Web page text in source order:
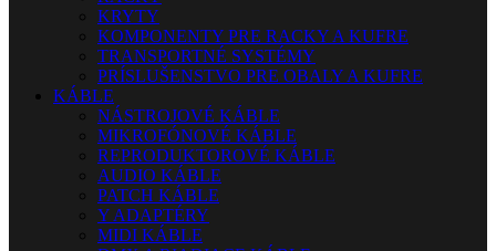
KRYTY
KOMPONENTY PRE RACKY A KUFRE
TRANSPORTNÉ SYSTÉMY
PRÍSLUŠENSTVO PRE OBALY A KUFRE
KÁBLE
NÁSTROJOVÉ KÁBLE
MIKROFÓNOVÉ KÁBLE
REPRODUKTOROVÉ KÁBLE
AUDIO KÁBLE
PATCH KÁBLE
Y ADAPTÉRY
MIDI KÁBLE